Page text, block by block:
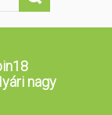
nagy